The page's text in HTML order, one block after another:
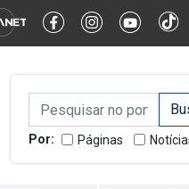
Alto Contraste Alternar Tamanho
Campo de
Campo de Busca de informaçõesEnviar
Por: Páginas